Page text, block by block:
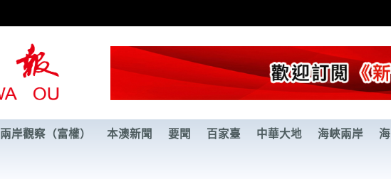
兩岸觀察（富權） 本澳新聞 要聞 百家臺 中華大地 海峽兩岸